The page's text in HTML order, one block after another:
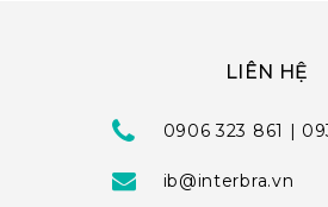
LIÊN HỆ
0906 323 861 |
ib@interbra.vn